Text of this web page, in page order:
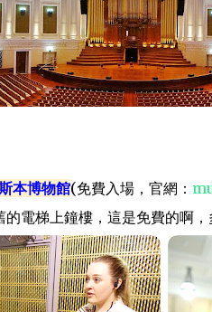
本博物館(免費入場，官網：
電梯上鐘樓，這是免費的啊，